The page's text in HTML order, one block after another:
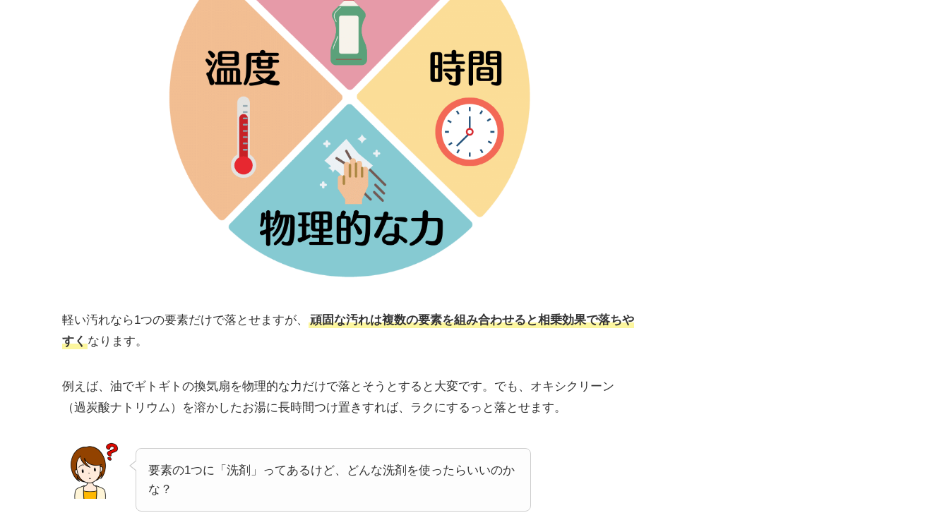
軽い汚れなら1つの要素だけで落とせますが、
頑固な汚れは複数の要素を組み合わせると相乗効果で落ちや
すくなります。
例えば、油でギトギトの換気扇を物理的な力だけで落とそうとすると大変です。でも、オキシクリーン
（過炭酸ナトリウム）を溶かしたお湯に長時間つけ置きすれば、ラクにするっと落とせます。
要素の1つに「洗剤」ってあるけど、どんな洗剤を使ったらいいのか
な？